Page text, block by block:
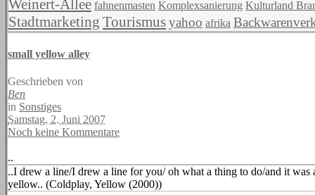
Weinert-Allee fahnenmasten Komplexsanierung Kulturland
Stadtmarketing Tourismusyahoo afrika
small yellow alley
Geschrieben von
Ben
in Sonstiges
Samstag, 2. Juni 2007
Noch keine Kommentare
..
..I drew a line/I drew a line for you/ oh what a thing to do/and it was
yellow.. (Coldplay, Yellow (2000))